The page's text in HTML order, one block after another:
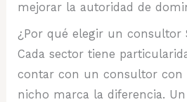
mejorar la autoridad de
¿Por qué elegir un consultor
Cada sector tiene
contar con un consultor con
nicho marca la diferencia.